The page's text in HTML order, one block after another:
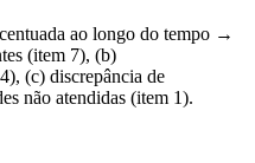
ao longo do tempo →
(item 7), (b)
(c) discrepância de
não atendidas (item 1).